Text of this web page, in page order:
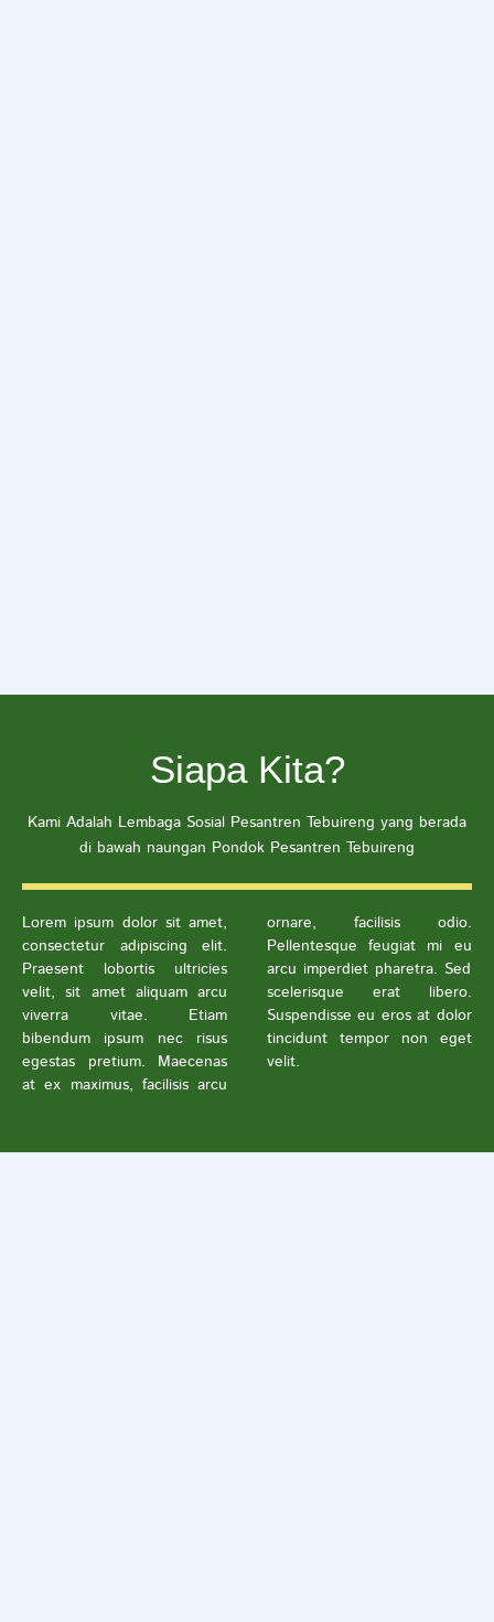
Siapa Kita?
Kami Adalah Lembaga Sosial Pesantren Tebuireng yang berada
di bawah naungan Pondok Pesantren Tebuireng
Lorem ipsum dolor sit amet,
consectetur adipiscing elit.
Praesent lobortis ultricies
velit, sit amet aliquam arcu
viverra vitae. Etiam
bibendum ipsum nec risus
egestas pretium. Maecenas
at ex maximus, facilisis arcu
ornare, facilisis odio.
Pellentesque feugiat mi eu
arcu imperdiet pharetra. Sed
scelerisque erat libero.
Suspendisse eu eros at dolor
tincidunt tempor non eget
velit.